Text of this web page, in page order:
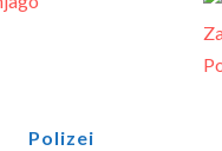
Polizei